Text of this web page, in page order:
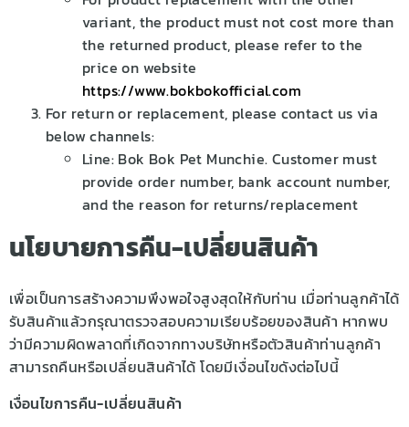
variant, the product must not cost more than
the returned product, please refer to the
price on website
https://www.bokbokofficial.com
For return or replacement, please contact us via
below channels:
Line: Bok Bok Pet Munchie. Customer must
provide order number, bank account number,
and the reason for returns/replacement
นโยบายการคืน-เปลี่ยนสินค้า
เพื่อเป็นการสร้างความพึงพอใจสูงสุดให้กับท่าน เมื่อท่านลูกค้าได้
รับสินค้าแล้วกรุณาตรวจสอบความเรียบร้อยของสินค้า หากพบ
ว่ามีความผิดพลาดที่เกิดจากทางบริษัทหรือตัวสินค้าท่านลูกค้า
สามารถคืนหรือเปลี่ยนสินค้าได้ โดยมีเงื่อนไขดังต่อไปนี้
เงื่อนไขการคืน-เปลี่ยนสินค้า